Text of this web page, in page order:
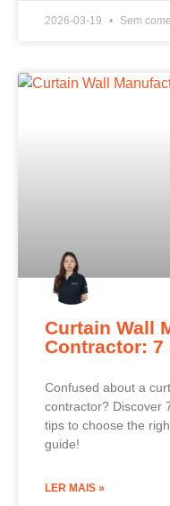
2026-03-19 Sem
Curtain Wall
Contractor: 7
Confused about a
contractor? Discover
tips to choose the
guide!
LER MAIS »